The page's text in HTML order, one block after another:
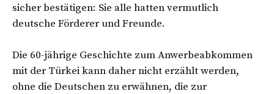
sicher bestätigen: Sie alle hatten vermutlich
deutsche Förderer und Freunde.
Die 60-jährige Geschichte zum Anwerbeabkommen
mit der Türkei kann daher nicht erzählt werden,
ohne die Deutschen zu erwähnen, die zur